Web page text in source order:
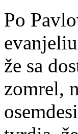
Po
že sa
zomrel,